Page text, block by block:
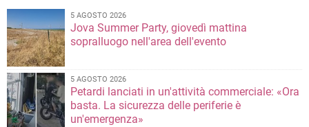
5 AGOSTO 2026
Jova Summer Party, giovedì mattina
sopralluogo nell'area dell'evento
5 AGOSTO 2026
Petardi lanciati in un'attività commerciale: «Ora
basta. La sicurezza delle periferie è
un'emergenza»